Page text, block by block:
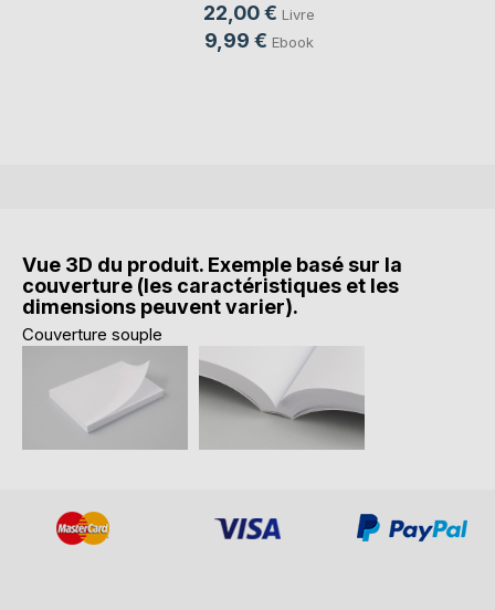
22,00 € Livre
9,99 € Ebook
Vue 3D du produit. Exemple basé sur la
couverture (les caractéristiques et les
dimensions peuvent varier).
Couverture souple